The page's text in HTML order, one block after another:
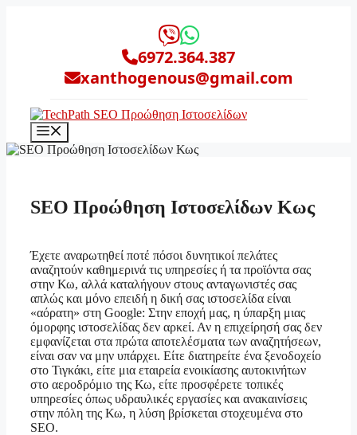
6972.364.387
xanthogenous@gmail.com
SEO Προώθηση Ιστοσελίδων Κως
Έχετε αναρωτηθεί ποτέ πόσοι δυνητικοί πελάτες
αναζητούν καθημερινά τις υπηρεσίες ή τα προϊόντα σας
στην Κω, αλλά καταλήγουν στους ανταγωνιστές σας
απλώς και μόνο επειδή η δική σας ιστοσελίδα είναι
«αόρατη» στη Google: Στην εποχή μας, η ύπαρξη μιας
όμορφης ιστοσελίδας δεν αρκεί. Αν η επιχείρησή σας δεν
εμφανίζεται στα πρώτα αποτελέσματα των αναζητήσεων,
είναι σαν να μην υπάρχει. Είτε διατηρείτε ένα ξενοδοχείο
στο Τιγκάκι, είτε μια εταιρεία ενοικίασης αυτοκινήτων
στο αεροδρόμιο της Κω, είτε προσφέρετε τοπικές
υπηρεσίες όπως υδραυλικές εργασίες και ανακαινίσεις
στην πόλη της Κω, η λύση βρίσκεται στοχευμένα στο
SEO.